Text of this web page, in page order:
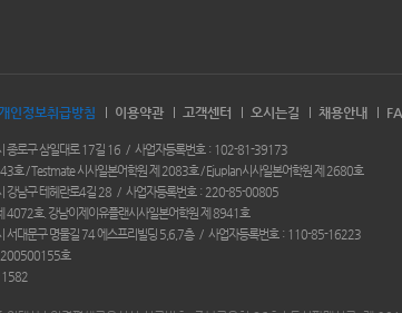
인정보취급방침 이용약관 고객센터 오시는길 채용안내
종로구 삼일대로 17길 16 사업자등록번호
102-81-39173
호 / Testmate 시사일본어학원 제 2083호 / Ejuplan시사일본어학원 제 2680호
강남구 테헤란로4길 28 사업자등록번호
220-85-00805
4072호. 강남이제이유플랜시사일본어학원 제 8941호
서대문구 명물길 74 에스프리빌딩 5,6,7층 사업자등록번호
110-85-16223
호
1582